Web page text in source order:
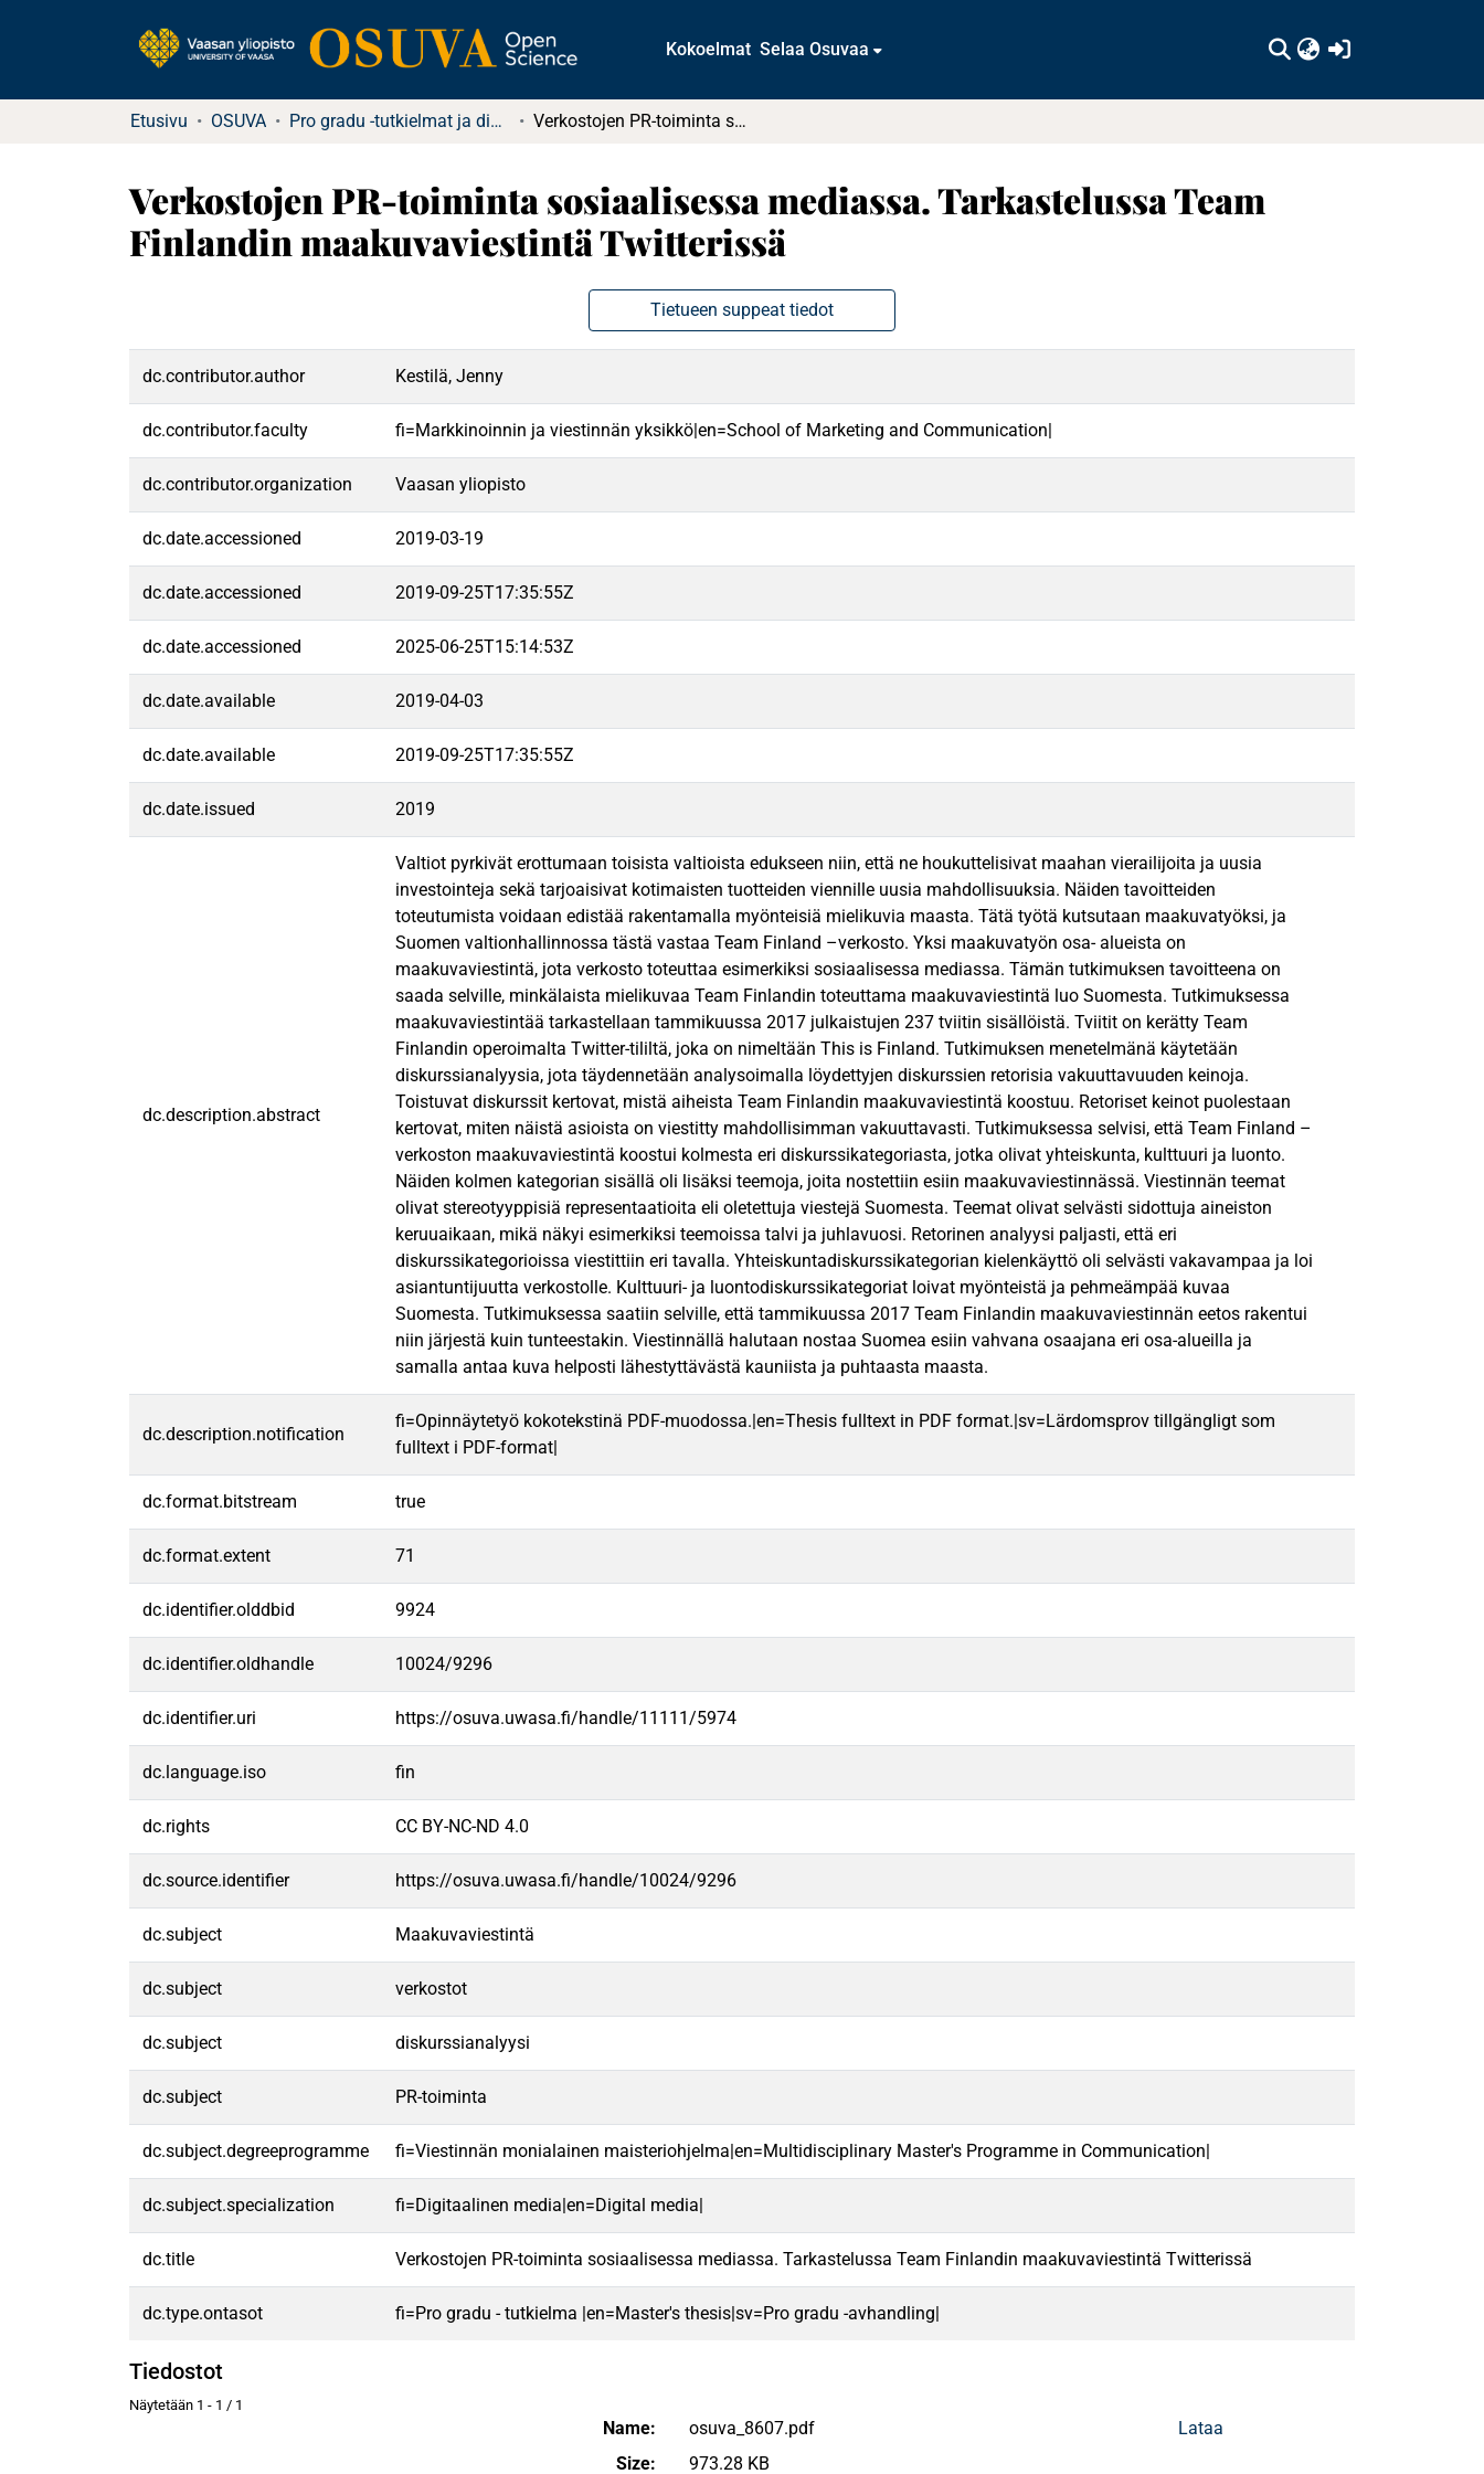
Kokoelmat Selaa Osuvaa
Etusivu OSUVA Pro gradu -tutkielmat ja diplomityöt Verkostojen PR-toiminta sosiaalisessa mediassa. Tarkastelussa Team Finlandin maakuvaviestintä Twitterissä
Verkostojen PR-toiminta sosiaalisessa mediassa. Tarkastelussa Team
Finlandin maakuvaviestintä Twitterissä
Tietueen suppeat tiedot
dc.contributor.author Kestilä, Jenny
dc.contributor.faculty fi=Markkinoinnin ja viestinnän yksikkö|en=School of Marketing and Communication|
dc.contributor.organization Vaasan yliopisto
dc.date.accessioned 2019-03-19
dc.date.accessioned 2019-09-25T17:35:55Z
dc.date.accessioned 2025-06-25T15:14:53Z
dc.date.available 2019-04-03
dc.date.available 2019-09-25T17:35:55Z
dc.date.issued 2019
dc.description.abstract
Valtiot pyrkivät erottumaan toisista valtioista edukseen niin, että ne houkuttelisivat maahan vierailijoita ja uusia
investointeja sekä tarjoaisivat kotimaisten tuotteiden viennille uusia mahdollisuuksia. Näiden tavoitteiden
toteutumista voidaan edistää rakentamalla myönteisiä mielikuvia maasta. Tätä työtä kutsutaan maakuvatyöksi, ja
Suomen valtionhallinnossa tästä vastaa Team Finland –verkosto. Yksi maakuvatyön osa- alueista on
maakuvaviestintä, jota verkosto toteuttaa esimerkiksi sosiaalisessa mediassa. Tämän tutkimuksen tavoitteena on
saada selville, minkälaista mielikuvaa Team Finlandin toteuttama maakuvaviestintä luo Suomesta. Tutkimuksessa
maakuvaviestintää tarkastellaan tammikuussa 2017 julkaistujen 237 tviitin sisällöistä. Tviitit on kerätty Team
Finlandin operoimalta Twitter-tililtä, joka on nimeltään This is Finland. Tutkimuksen menetelmänä käytetään
diskurssianalyysia, jota täydennetään analysoimalla löydettyjen diskurssien retorisia vakuuttavuuden keinoja.
Toistuvat diskurssit kertovat, mistä aiheista Team Finlandin maakuvaviestintä koostuu. Retoriset keinot puolestaan
kertovat, miten näistä asioista on viestitty mahdollisimman vakuuttavasti. Tutkimuksessa selvisi, että Team Finland –
verkoston maakuvaviestintä koostui kolmesta eri diskurssikategoriasta, jotka olivat yhteiskunta, kulttuuri ja luonto.
Näiden kolmen kategorian sisällä oli lisäksi teemoja, joita nostettiin esiin maakuvaviestinnässä. Viestinnän teemat
olivat stereotyyppisiä representaatioita eli oletettuja viestejä Suomesta. Teemat olivat selvästi sidottuja aineiston
keruuaikaan, mikä näkyi esimerkiksi teemoissa talvi ja juhlavuosi. Retorinen analyysi paljasti, että eri
diskurssikategorioissa viestittiin eri tavalla. Yhteiskuntadiskurssikategorian kielenkäyttö oli selvästi vakavampaa ja loi
asiantuntijuutta verkostolle. Kulttuuri- ja luontodiskurssikategoriat loivat myönteistä ja pehmeämpää kuvaa
Suomesta. Tutkimuksessa saatiin selville, että tammikuussa 2017 Team Finlandin maakuvaviestinnän eetos rakentui
niin järjestä kuin tunteestakin. Viestinnällä halutaan nostaa Suomea esiin vahvana osaajana eri osa-alueilla ja
samalla antaa kuva helposti lähestyttävästä kauniista ja puhtaasta maasta.
dc.description.notification
fi=Opinnäytetyö kokotekstinä PDF-muodossa.|en=Thesis fulltext in PDF format.|sv=Lärdomsprov tillgängligt som
fulltext i PDF-format|
dc.format.bitstream true
dc.format.extent 71
dc.identifier.olddbid 9924
dc.identifier.oldhandle 10024/9296
dc.identifier.uri https://osuva.uwasa.fi/handle/11111/5974
dc.language.iso fin
dc.rights CC BY-NC-ND 4.0
dc.source.identifier https://osuva.uwasa.fi/handle/10024/9296
dc.subject Maakuvaviestintä
dc.subject verkostot
dc.subject diskurssianalyysi
dc.subject PR-toiminta
dc.subject.degreeprogramme fi=Viestinnän monialainen maisteriohjelma|en=Multidisciplinary Master's Programme in Communication|
dc.subject.specialization fi=Digitaalinen media|en=Digital media|
dc.title Verkostojen PR-toiminta sosiaalisessa mediassa. Tarkastelussa Team Finlandin maakuvaviestintä Twitterissä
dc.type.ontasot fi=Pro gradu - tutkielma |en=Master's thesis|sv=Pro gradu -avhandling|
Tiedostot
Näytetään 1 - 1 / 1
Name:
osuva_8607.pdf
Size:
973.28 KB
Lataa